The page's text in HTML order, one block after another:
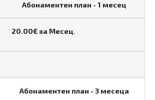
Абонаментен план - 1 месец
20.00€ за Месец.
Абонаментен план - 3 месеца